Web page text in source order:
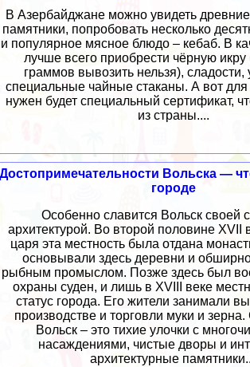
В Азербайджане можно увидеть
памятники, попробовать несколько
и популярное мясное блюдо – кебаб. В
лучше всего приобрести чёрную
граммов вывозить нельзя),
специальные чайные стаканы. А вот для
нужен будет специальный сертификат,
из страны....
Достопримечательности Вольска —
городе
Особенно славится Вольск своей
архитектурой. Во второй половине XVII
царя эта местность была отдана
основывали здесь деревни и
рыбным промыслом. Позже здесь был
охраны суден, и лишь в XVIII веке
статус города. Его жители занимали
производстве и торговли муки и
Вольск – это тихие улочки с
насаждениями, чистые дворы и
архитектурные